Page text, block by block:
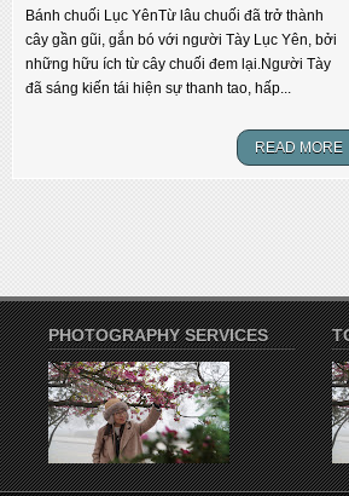
Bánh chuối Lục YênTừ lâu chuối đã trở thành
cây gần gũi, gắn bó với người Tày Lục Yên, bởi
những hữu ích từ cây chuối đem lại.Người Tày
đã sáng kiến tái hiện sự thanh tao, hấp...
READ MORE
PHOTOGRAPHY SERVICES